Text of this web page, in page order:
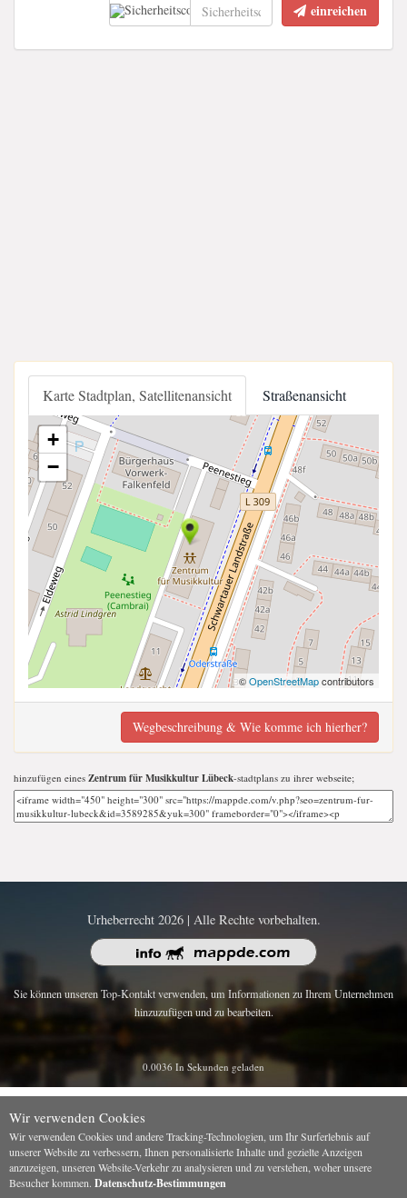
einreichen
Karte Stadtplan, Satellitenansicht Straßenansicht
+
−
©OpenStreetMapcontributors
Wegbeschreibung & Wie komme ich hierher?
hinzufügen eines Zentrum für Musikkultur Lübeck-stadtplans zu ihrer webseite;
Urheberrecht 2026 | Alle Rechte vorbehalten.
Sie können unseren Top-Kontakt verwenden, um Informationen zu Ihrem Unternehmen
hinzuzufügen und zu bearbeiten.
0.0036 In Sekunden geladen
Wir verwenden Cookies
Wir verwenden Cookies und andere Tracking-Technologien, um Ihr Surferlebnis auf
unserer Website zu verbessern, Ihnen personalisierte Inhalte und gezielte Anzeigen
anzuzeigen, unseren Website-Verkehr zu analysieren und zu verstehen, woher unsere
Besucher kommen. Datenschutz-Bestimmungen